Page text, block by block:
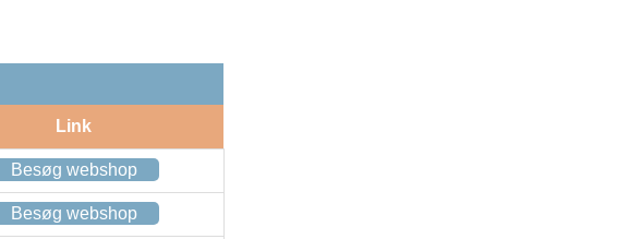
Link
Besøg webshop
Besøg webshop